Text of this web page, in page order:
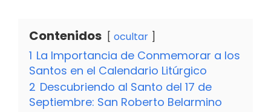
Contenidos ocultar
1 La Importancia de Conmemorar a los
Santos en el Calendario Litúrgico
2 Descubriendo al Santo del 17 de
Septiembre: San Roberto Belarmino